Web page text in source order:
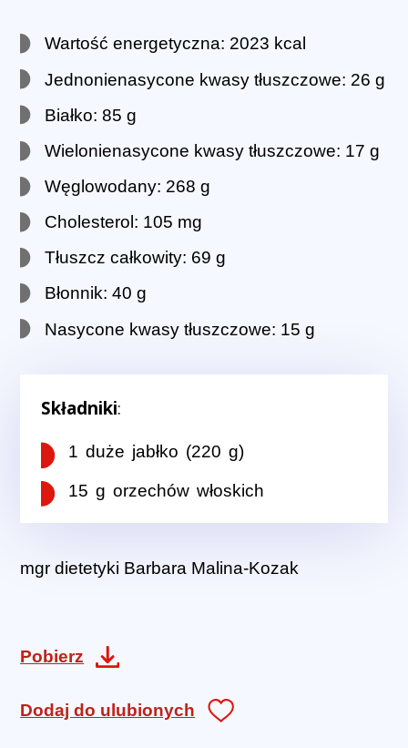
Wartość energetyczna: 2023 kcal
Jednonienasycone kwasy tłuszczowe: 26 g
Białko: 85 g
Wielonienasycone kwasy tłuszczowe: 17 g
Węglowodany: 268 g
Cholesterol: 105 mg
Tłuszcz całkowity: 69 g
Błonnik: 40 g
Nasycone kwasy tłuszczowe: 15 g
Składniki:
1 duże jabłko (220 g)
15 g orzechów włoskich
mgr dietetyki Barbara Malina-Kozak
Pobierz
Dodaj do ulubionych